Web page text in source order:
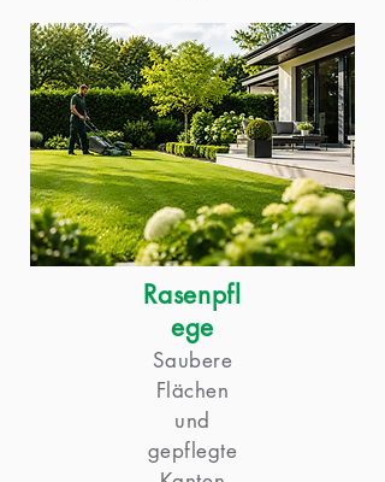
Rasenpfl
ege
Saubere
Flächen
und
gepflegte